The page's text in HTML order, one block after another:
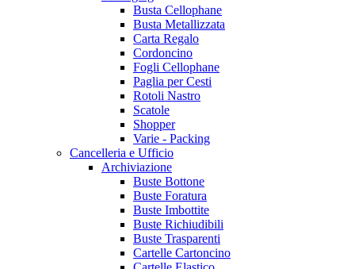
Busta Cellophane
Busta Metallizzata
Carta Regalo
Cordoncino
Fogli Cellophane
Paglia per Cesti
Rotoli Nastro
Scatole
Shopper
Varie - Packing
Cancelleria e Ufficio
Archiviazione
Buste Bottone
Buste Foratura
Buste Imbottite
Buste Richiudibili
Buste Trasparenti
Cartelle Cartoncino